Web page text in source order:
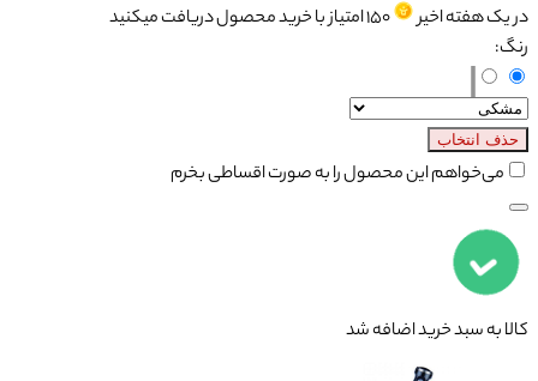
در یک هفته اخیر
150امتیازبا خرید محصول دریافت میکنید
رنگ:
حذف انتخاب
می‌خواهم این محصول را به صورت اقساطی بخرم
کالا به سبد خرید اضافه شد